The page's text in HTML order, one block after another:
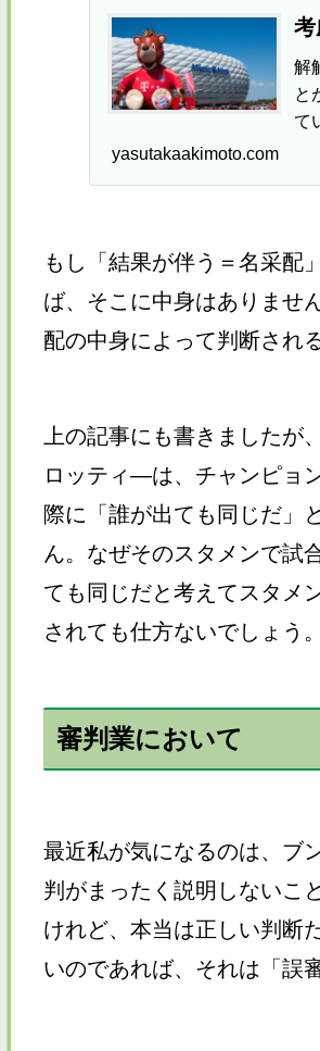
解
と
て
yasutakaakimoto.com
もし「結果が伴う＝名采配
ば、そこに中身はありませ
配の中身によって判断され
上の記事にも書きました
ロッティ―は、チャンピョ
際に「誰が出ても同じだ」
ん。なぜそのスタメンで試
ても同じだと考えてスタメ
されても仕方ないでしょう。
審判業において
最近私が気になるのは、ブ
判がまったく説明しないこ
けれど、本当は正しい判断
いのであれば、それは「誤